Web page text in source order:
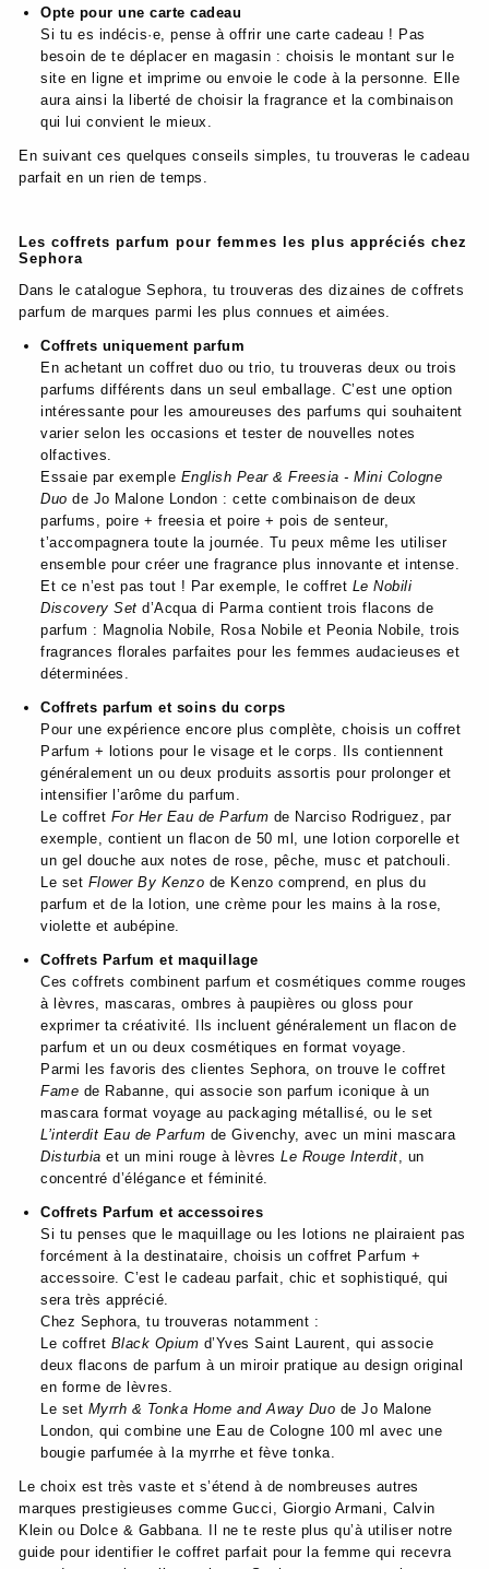
Opte pour une carte cadeau
Si tu es indécis·e, pense à offrir une carte cadeau ! Pas
besoin de te déplacer en magasin : choisis le montant sur le
site en ligne et imprime ou envoie le code à la personne. Elle
aura ainsi la liberté de choisir la fragrance et la combinaison
qui lui convient le mieux.
En suivant ces quelques conseils simples, tu trouveras le cadeau
parfait en un rien de temps.
Les coffrets parfum pour femmes les plus appréciés chez
Sephora
Dans le catalogue Sephora, tu trouveras des dizaines de coffrets
parfum de marques parmi les plus connues et aimées.
Coffrets uniquement parfum
En achetant un coffret duo ou trio, tu trouveras deux ou trois
parfums différents dans un seul emballage. C’est une option
intéressante pour les amoureuses des parfums qui souhaitent
varier selon les occasions et tester de nouvelles notes
olfactives.
Essaie par exemple English Pear & Freesia - Mini Cologne
Duo de Jo Malone London : cette combinaison de deux
parfums, poire + freesia et poire + pois de senteur,
t’accompagnera toute la journée. Tu peux même les utiliser
ensemble pour créer une fragrance plus innovante et intense.
Et ce n’est pas tout ! Par exemple, le coffret Le Nobili
Discovery Set d’Acqua di Parma contient trois flacons de
parfum : Magnolia Nobile, Rosa Nobile et Peonia Nobile, trois
fragrances florales parfaites pour les femmes audacieuses et
déterminées.
Coffrets parfum et soins du corps
Pour une expérience encore plus complète, choisis un coffret
Parfum + lotions pour le visage et le corps. Ils contiennent
généralement un ou deux produits assortis pour prolonger et
intensifier l’arôme du parfum.
Le coffret For Her Eau de Parfum de Narciso Rodriguez, par
exemple, contient un flacon de 50 ml, une lotion corporelle et
un gel douche aux notes de rose, pêche, musc et patchouli.
Le set Flower By Kenzo de Kenzo comprend, en plus du
parfum et de la lotion, une crème pour les mains à la rose,
violette et aubépine.
Coffrets Parfum et maquillage
Ces coffrets combinent parfum et cosmétiques comme rouges
à lèvres, mascaras, ombres à paupières ou gloss pour
exprimer ta créativité. Ils incluent généralement un flacon de
parfum et un ou deux cosmétiques en format voyage.
Parmi les favoris des clientes Sephora, on trouve le coffret
Fame de Rabanne, qui associe son parfum iconique à un
mascara format voyage au packaging métallisé, ou le set
L’interdit Eau de Parfum de Givenchy, avec un mini mascara
Disturbia et un mini rouge à lèvres Le Rouge Interdit, un
concentré d’élégance et féminité.
Coffrets Parfum et accessoires
Si tu penses que le maquillage ou les lotions ne plairaient pas
forcément à la destinataire, choisis un coffret Parfum +
accessoire. C’est le cadeau parfait, chic et sophistiqué, qui
sera très apprécié.
Chez Sephora, tu trouveras notamment :
Le coffret Black Opium d’Yves Saint Laurent, qui associe
deux flacons de parfum à un miroir pratique au design original
en forme de lèvres.
Le set Myrrh & Tonka Home and Away Duo de Jo Malone
London, qui combine une Eau de Cologne 100 ml avec une
bougie parfumée à la myrrhe et fève tonka.
Le choix est très vaste et s’étend à de nombreuses autres
marques prestigieuses comme Gucci, Giorgio Armani, Calvin
Klein ou Dolce & Gabbana. Il ne te reste plus qu’à utiliser notre
guide pour identifier le coffret parfait pour la femme qui recevra